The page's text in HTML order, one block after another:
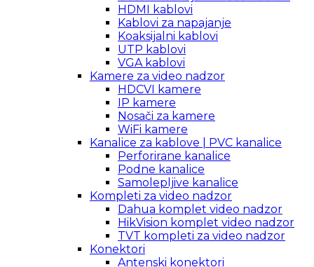
HDMI kablovi
Kablovi za napajanje
Koaksijalni kablovi
UTP kablovi
VGA kablovi
Kamere za video nadzor
HDCVI kamere
IP kamere
Nosači za kamere
WiFi kamere
Kanalice za kablove | PVC kanalice
Perforirane kanalice
Podne kanalice
Samolepljive kanalice
Kompleti za video nadzor
Dahua komplet video nadzor
HikVision komplet video nadzor
TVT kompleti za video nadzor
Konektori
Antenski konektori